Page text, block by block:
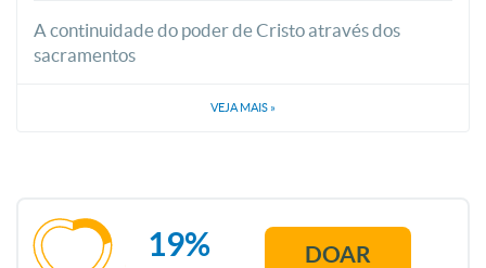
A continuidade do poder de Cristo através dos
sacramentos
VEJA MAIS »
19% DOAR